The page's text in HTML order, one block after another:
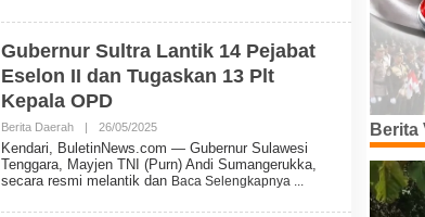
E
I
N
N
S
Gubernur Sultra Lantik 14 Pejabat
Eselon II dan Tugaskan 13 Plt
Kepala OPD
Berita Daerah | 26/05/2025O
E
H
B
Kendari, BuletinNews.com — Gubernur Sulawesi
Tenggara, Mayjen TNI (Purn) Andi Sumangerukka,
secara resmi melantik dan Baca Selengkapnya
Berita